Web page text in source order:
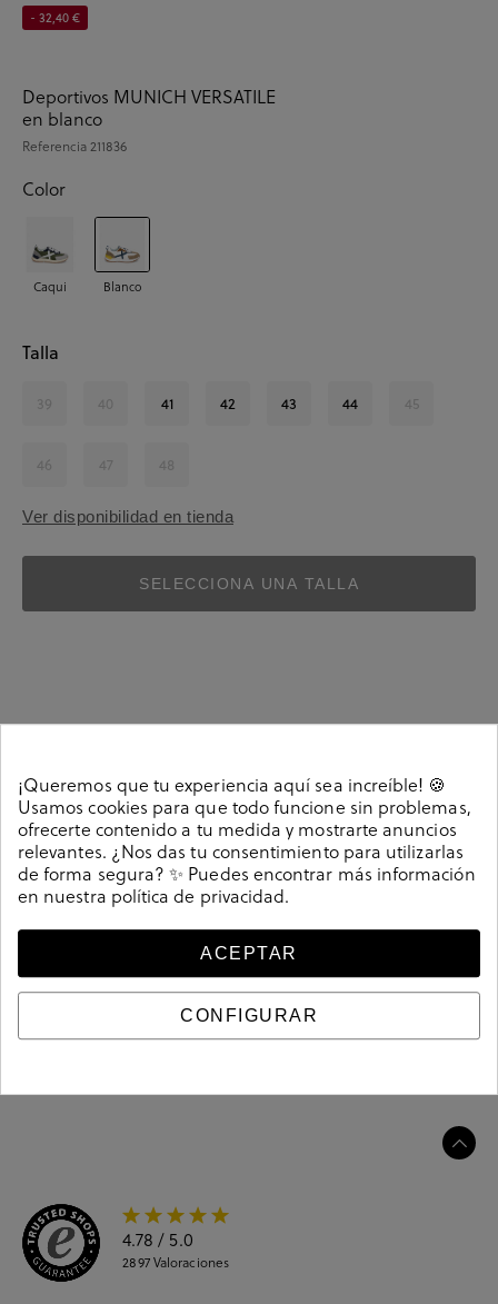
- 32,40 €
Deportivos MUNICH VERSATILE
en blanco
Referencia211836
Color
Caqui Blanco
Talla
39 40 41 42 43 44 45
46 47 48
Ver disponibilidad en tienda
SELECCIONA UNA TALLA
Deportivos MUNICH VERSATILE en blanco. Cierre con
cordones. Memory foam
Referencia211836
Guía de tallas
4.78 / 5.0
2897Valoraciones
¡Queremos que tu experiencia aquí sea increíble! 🍪
Usamos cookies para que todo funcione sin problemas,
ofrecerte contenido a tu medida y mostrarte anuncios
relevantes. ¿Nos das tu consentimiento para utilizarlas
de forma segura? ✨ Puedes encontrar más información
en nuestra política de privacidad.
ACEPTAR
CONFIGURAR